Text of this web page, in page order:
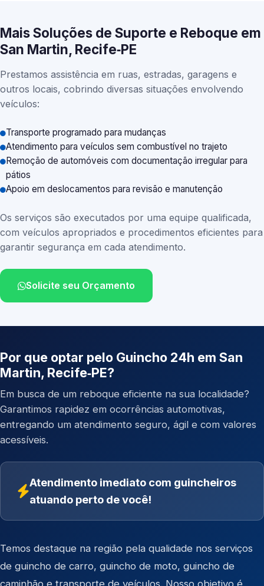
Mais Soluções de Suporte e Reboque em
San Martin, Recife‑PE
Prestamos assistência em ruas, estradas, garagens e
outros locais, cobrindo diversas situações envolvendo
veículos:
Transporte programado para mudanças
Atendimento para veículos sem combustível no trajeto
Remoção de automóveis com documentação irregular para
pátios
Apoio em deslocamentos para revisão e manutenção
Os serviços são executados por uma equipe qualificada,
com veículos apropriados e procedimentos eficientes para
garantir segurança em cada atendimento.
Solicite seu Orçamento
Por que optar pelo Guincho 24h em San
Martin, Recife‑PE?
Em busca de um reboque eficiente na sua localidade?
Garantimos rapidez em ocorrências automotivas,
entregando um atendimento seguro, ágil e com valores
acessíveis.
Atendimento imediato com guincheiros
atuando perto de você!
Temos destaque na região pela qualidade nos serviços
de guincho de carro, guincho de moto, guincho de
caminhão e transporte de veículos . Nosso objetivo é